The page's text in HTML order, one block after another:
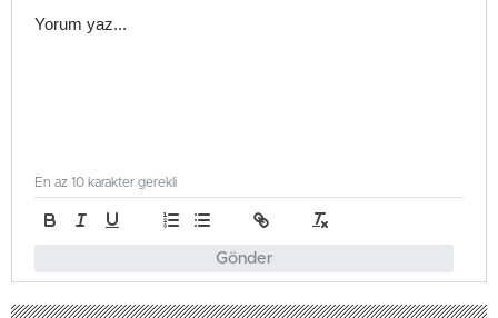
Gönder
En az 10 karakter gerekli